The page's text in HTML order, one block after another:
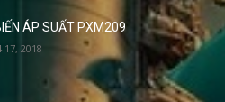
ÁP SUẤT PXM209
17, 2018